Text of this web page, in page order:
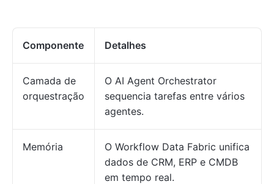
Componente Detalhes
Camada de
orquestração
O AI Agent Orchestrator
sequencia tarefas entre vários
agentes.
Memória
O Workflow Data Fabric unifica
dados de CRM, ERP e CMDB
em tempo real.